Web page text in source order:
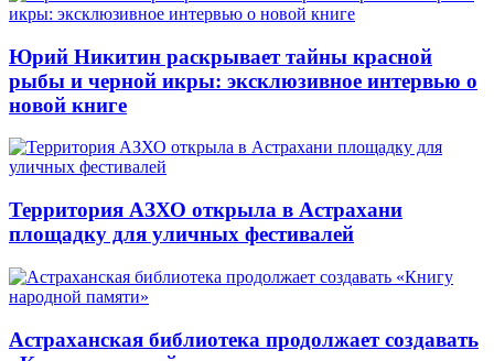
Юрий Никитин раскрывает тайны красной
рыбы и черной икры: эксклюзивное интервью о
новой книге
Территория АЗХО открыла в Астрахани
площадку для уличных фестивалей
Астраханская библиотека продолжает создавать